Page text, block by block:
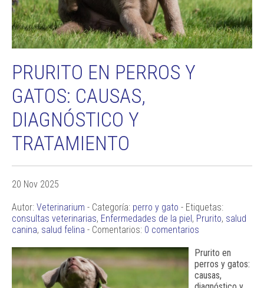
PRURITO EN PERROS Y
GATOS: CAUSAS,
DIAGNÓSTICO Y
TRATAMIENTO
20 Nov 2025
Autor: Veterinarium - Categoría: perro y gato - Etiquetas:
consultas veterinarias, Enfermedades de la piel, Prurito, salud
canina, salud felina - Comentarios: 0 comentarios
Prurito en
perros y gatos:
causas,